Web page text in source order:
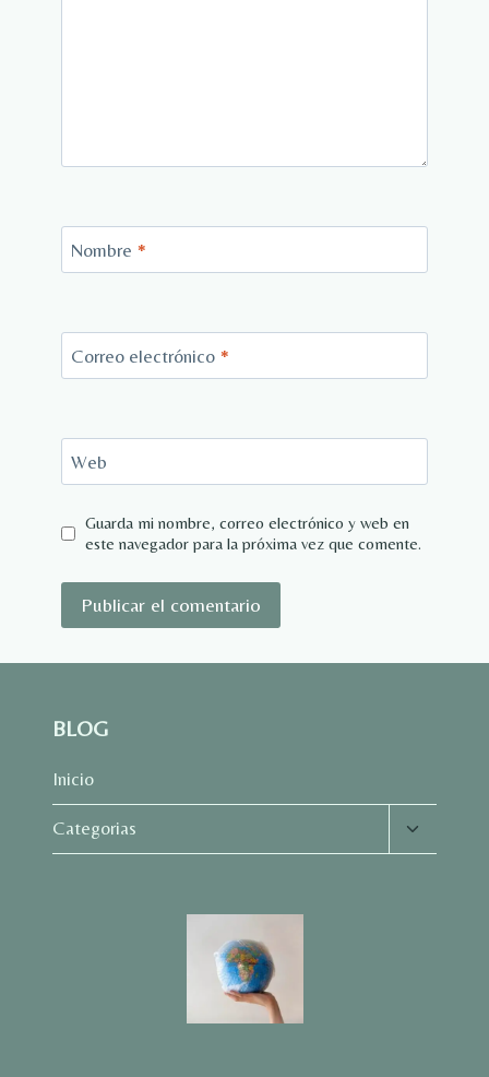
Nombre *
Correo electrónico *
Web
Guarda mi nombre, correo electrónico y web en
este navegador para la próxima vez que comente.
BLOG
Inicio
Categorias
Alternar
menú